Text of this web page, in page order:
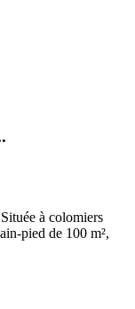
à colomiers
pied de 100 m²,